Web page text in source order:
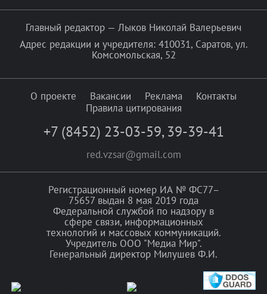
Главный редактор — Лыков Николай Валерьевич
Адрес редакции и учредителя: 410031, Саратов, ул.
Комсомольская, 52
О проекте Вакансии Реклама
Контакты
Правила цитирования
+7 (8452) 23-03-59, 39-39-41
red.vzsar@gmail.com
Регистрационный номер ИА № ФС77–
75657 выдан 8 мая 2019 года
Федеральной службой по надзору в
сфере связи, информационных
технологий и массовых коммуникаций.
Учредитель ООО "Медиа Мир".
Генеральный директор Милушев Ф.И.